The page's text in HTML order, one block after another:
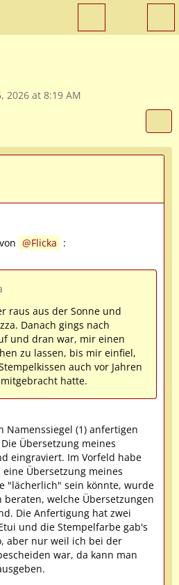
2026 at 8:19 AM
Flicka :
raus aus der Sonne und
Danach gings nach
und dran war, mir einen
zu lassen, bis mir einfiel,
auch vor Jahren
hatte.
Namenssiegel (1) anfertigen
Übersetzung meines
eingraviert. Im Vorfeld habe
Übersetzung meines
"lächerlich" sein könnte, wurde
welche Übersetzungen
Die Anfertigung hat zwei
und die Stempelfarbe gab's
aber nur weil ich bei der
war, da kann man